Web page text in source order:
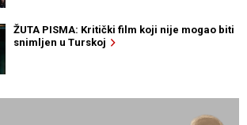
ŽUTA PISMA: Kritički film koji nije mogao biti
snimljen u Turskoj